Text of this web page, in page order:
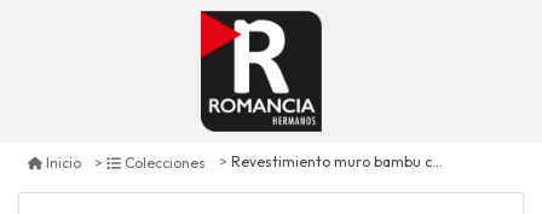
Inicio Colecciones Revestimiento muro bambu cedro andino - rc-014s